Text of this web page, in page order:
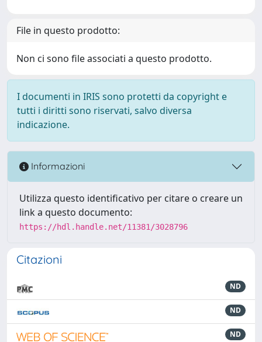
File in questo prodotto:
Non ci sono file associati a questo prodotto.
I documenti in IRIS sono protetti da copyright e
tutti i diritti sono riservati, salvo diversa
indicazione.
Informazioni
Utilizza questo identificativo per citare o creare un
link a questo documento:
https://hdl.handle.net/11381/3028796
Citazioni
ND
ND
ND